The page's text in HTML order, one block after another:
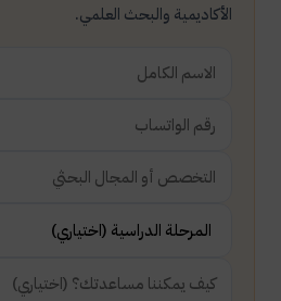
الأكاديمية والبحث العلمي.